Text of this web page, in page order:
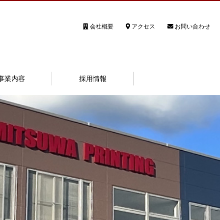
会社概要 アクセス お問い合わせ
業内容 採用情報